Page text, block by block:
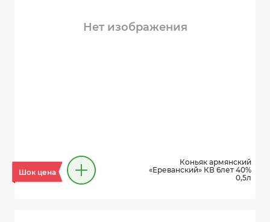
Нет изображения
Шок цена
Коньяк армянский
«Ереванский» КВ 6лет 40%
0,5л